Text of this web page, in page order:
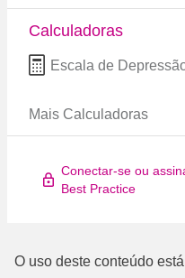
Calculadoras
Escala de
Mais Calculadoras
Conectar-se ou
Best Practice
O uso deste conteúdo